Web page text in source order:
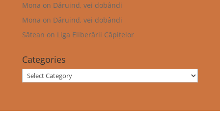
Mona on Dăruind, vei dobândi
Mona on Dăruind, vei dobândi
Sătean on Liga Eliberării Căpițelor
Categories
Categories